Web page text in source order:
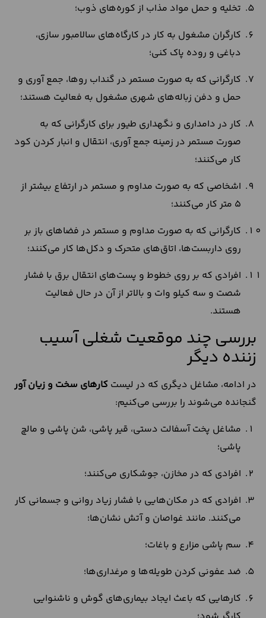
تخلیه و حمل مواد مذاب از کوره‌های ذوب؛
کارگران مشغول به کار در کارگاه‌های سالامبور سازی،
دباغی و روده پاک کنی؛
کارگرانی که به صورت مستمر در گنداب روها، جمع آوری و
حمل و دفن زباله‌های شهری مشغول به فعالیت هستند؛
کار در دامداری و نگهداری طیور برای کارگرانی که به
صورت مستمر در زمینه جمع آوری، انتقال و انبار کردن کود
کار می‌کنند؛
اشخاصی که به صورت مداوم و مستمر در ارتفاع بیشتر از
5 متر کار می‌کنند؛
کارگرانی که به صورت مداوم و مستمر در فضاهای باز بر
روی داربست‌ها، اتاق‌های متحرک و دکل‌ها کار می‌کنند؛
افرادی که بر روی خطوط و پست‌های انتقال برق با فشار
شصت و سه کیلو وات و بالاتر از آن در حال فعالیت
هستند.
بررسی چند موقعیت شغلی آسیب
زننده دیگر
در ادامه، مشاغل دیگری که در لیست کارهای سخت و زیان آور
گنجانده می‌شوند را بررسی می‌کنیم:
مشاغل پخت آسفالت دستی، قیر پاشی، شن پاشی و مالچ
پاشی؛
افرادی که در مخازن، جوشکاری می‌کنند؛
افرادی که در مکان‌‌هایی با فشار زیاد روانی و جسمانی کار
می‌کنند. مانند غواصان و آتش نشان‌ها؛
سم پاشی مزارع و باغات؛
ضد عفونی کردن طویله‌ها و مرغداری‌ها؛
کارهایی که باعث ایجاد بیماری‌های گوش و ناشنوایی